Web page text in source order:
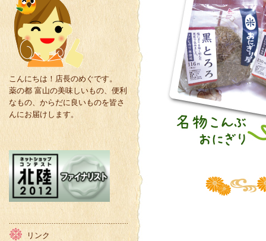
こんにちは！店長のめぐです。
薬の都 富山の美味しいもの、便利
なもの、からだに良いものを皆さ
んにお届けします。
リンク